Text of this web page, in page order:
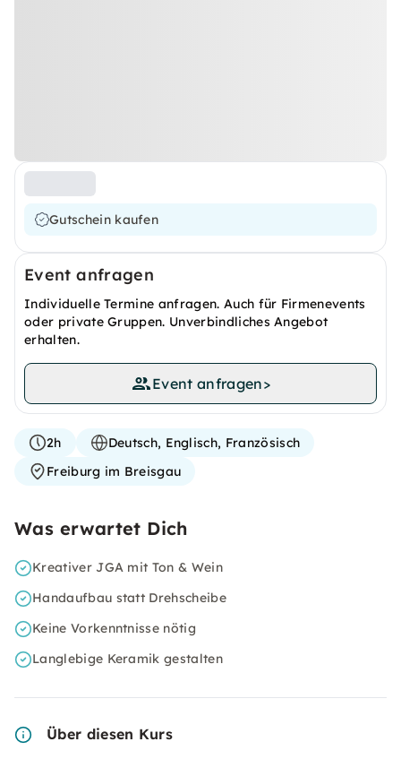
Gutschein kaufen
Event anfragen
Individuelle Termine anfragen. Auch für Firmenevents
oder private Gruppen. Unverbindliches Angebot
erhalten.
Event anfragen>
2h
Deutsch, Englisch, Französisch
Freiburg im Breisgau
Was erwartet Dich
Kreativer JGA mit Ton & Wein
Handaufbau statt Drehscheibe
Keine Vorkenntnisse nötig
Langlebige Keramik gestalten
Über diesen Kurs